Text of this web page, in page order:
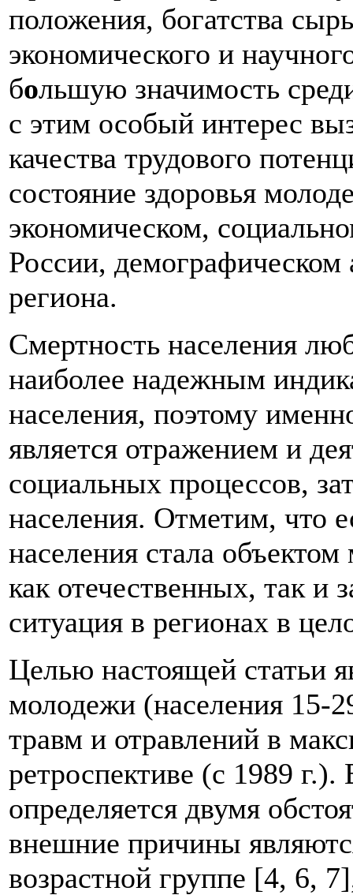
положения, богатства
экономического и
большую значимость
с этим особый интерес
качества трудового
состояние здоровья
экономическом,
России, демографическом
региона.
Смертность населения
наиболее надежным
населения, поэтому
является отражением и
социальных процессов,
населения. Отметим, что
населения стала
как отечественных, так и
ситуация в регионах в
Целью настоящей статьи
молодежи (населения 15-
травм и отравлений в
ретроспективе (с 1989
определяется двумя
внешние причины
возрастной группе [4, 6,